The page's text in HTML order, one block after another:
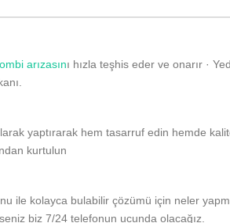
arızasını hızla teşhis eder ve onarır ·
yaptırarak hem tasarruf edin hemde
kurtulun
ile kolayca bulabilir çözümü için neler
biz 7/24 telefonun ucunda olacağız.